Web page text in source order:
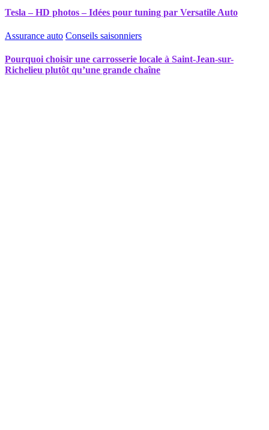
Tesla – HD photos – Idées pour tuning par Versatile Auto
Assurance auto Conseils saisonniers
Pourquoi choisir une carrosserie locale à Saint-Jean-sur-
Richelieu plutôt qu’une grande chaîne